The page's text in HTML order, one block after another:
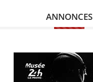
ANNONCES